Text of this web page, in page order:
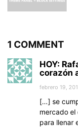
1 COMMENT
HOY:
corazón
febrero 19,
[…] se
mercado el
para llenar